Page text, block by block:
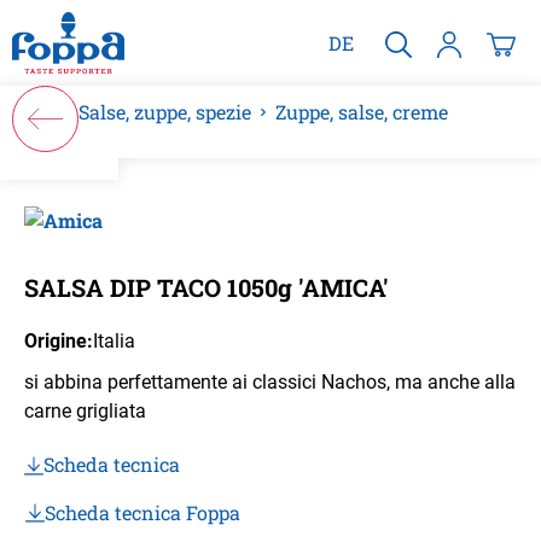
principale
DE
Salse, zuppe, spezie Zuppe, salse, creme
SALSA DIP TACO 1050g 'AMICA'
Origine:Italia
si abbina perfettamente ai classici Nachos, ma anche alla
carne grigliata
Scheda tecnica
Scheda tecnica Foppa